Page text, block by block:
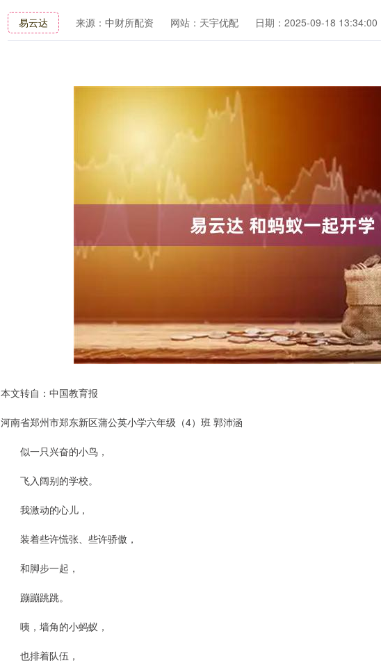
易云达 来源：中财所配资 网站：天宇优配 日期：2025-09-18 13:34:00
本文转自：中国教育报
河南省郑州市郑东新区蒲公英小学六年级（4）班 郭沛涵
似一只兴奋的小鸟，
飞入阔别的学校。
我激动的心儿，
装着些许慌张、些许骄傲，
和脚步一起，
蹦蹦跳跳。
咦，墙角的小蚂蚁，
也排着队伍，